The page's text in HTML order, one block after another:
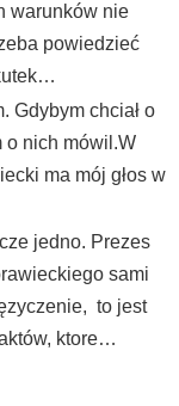
warunków nie
powiedzieć
Gdybym chciał o
o nich mówil.W
ma mój głos w
jedno. Prezes
sami
to jest
ktore…